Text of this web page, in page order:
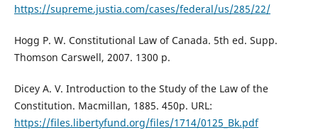
https://supreme.justia.com/cases/federal/us/285/22/
Hogg P. W. Constitutional Law of Canada. 5th ed. Supp.
Thomson Carswell, 2007. 1300 p.
Dicey A. V. Introduction to the Study of the Law of the
Constitution. Macmillan, 1885. 450p. URL:
https://files.libertyfund.org/files/1714/0125_Bk.pdf